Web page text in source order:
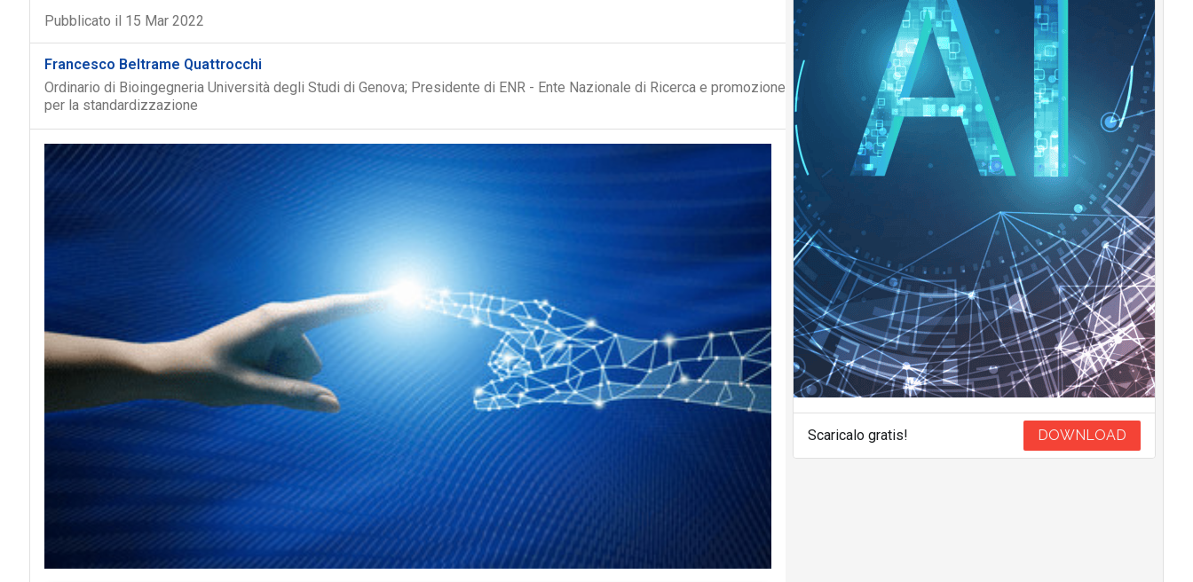
Pubblicato il 15 Mar 2022
Francesco Beltrame Quattrocchi
Ordinario di Bioingegneria Università degli Studi di Genova; Presidente di ENR - Ente Nazionale di Ricerca e promozione
per la standardizzazione
Scaricalo gratis! DOWNLOAD